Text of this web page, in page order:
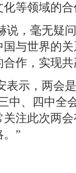
等领域的合
说，毫无疑
与世界的
合作，实现
表示，两会
中、四中全
注此次两
”